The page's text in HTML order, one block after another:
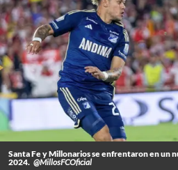
Santa Fe y Millonarios se enfrentaron en un
2024. @MillosFCOficial